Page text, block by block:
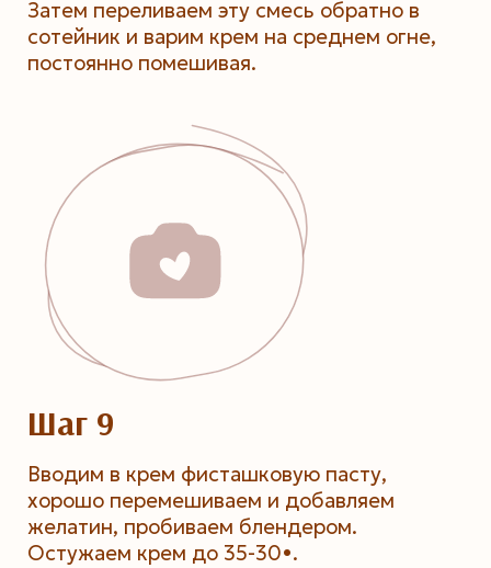
Затем переливаем эту смесь обратно в
сотейник и варим крем на среднем огне,
постоянно помешивая.
Шаг 9
Вводим в крем фисташковую пасту,
хорошо перемешиваем и добавляем
желатин, пробиваем блендером.
Остужаем крем до 35-30•.